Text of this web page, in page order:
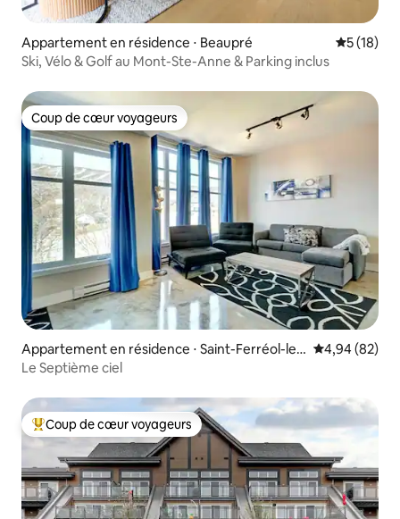
Appartement en résidence ⋅ Beaupré
5 (18)
Ski, Vélo & Golf au Mont-Ste-Anne & Parking inclus
Coup de cœur voyageurs
Coup de cœur voyageurs
Appartement en résidence ⋅ Saint-Ferréol-les
-Neiges
Évaluation
4,94 (82)
Le Septième ciel
Coups de cœur voyageurs les plus appréciés
Coup de cœur voyageurs